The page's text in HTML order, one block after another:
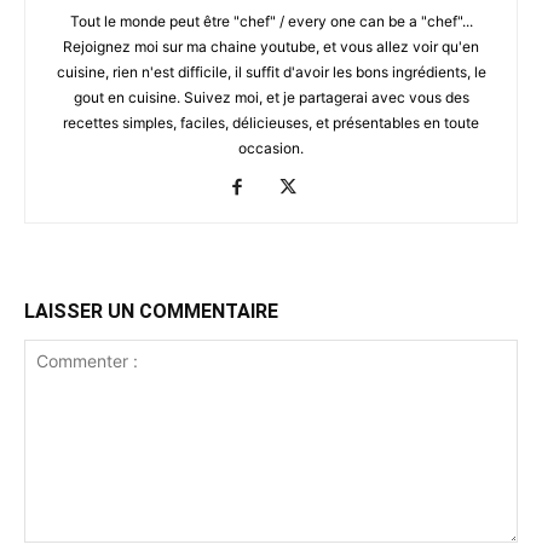
Tout le monde peut être "chef" / every one can be a "chef"...
Rejoignez moi sur ma chaine youtube, et vous allez voir qu'en
cuisine, rien n'est difficile, il suffit d'avoir les bons ingrédients, le
gout en cuisine. Suivez moi, et je partagerai avec vous des
recettes simples, faciles, délicieuses, et présentables en toute
occasion.
LAISSER UN COMMENTAIRE